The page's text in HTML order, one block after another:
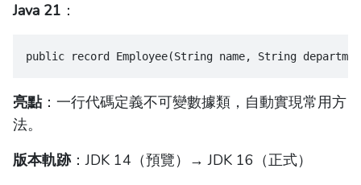
Java 21 ：
public record Employee(String name, String
亮點：一行代碼定義不可變數據類，自動實現常用方
法。
版本軌跡：JDK 14（預覽）→ JDK 16（正式）